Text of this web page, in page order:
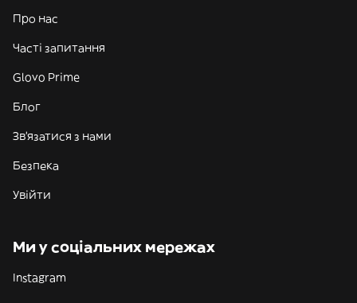
Про нас
Часті запитання
Glovo Prime
Блог
Зв'язатися з нами
Безпека
Увійти
Ми у соціальних мережах
Instagram